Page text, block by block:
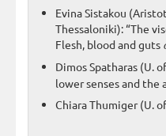
Evina Sistakou
Thessaloniki): “The
Flesh, blood and guts
Dimos Spatharas (U.
lower senses and the
Chiara Thumiger (U.